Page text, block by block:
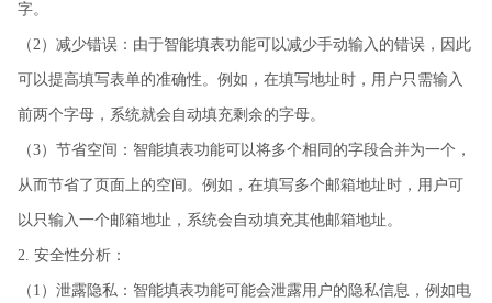
字。
（2）减少错误：由于智能填表功能可以减少手动输入的错误，因此
可以提高填写表单的准确性。例如，在填写地址时，用户只需输入
前两个字母，系统就会自动填充剩余的字母。
（3）节省空间：智能填表功能可以将多个相同的字段合并为一个，
从而节省了页面上的空间。例如，在填写多个邮箱地址时，用户可
以只输入一个邮箱地址，系统会自动填充其他邮箱地址。
2. 安全性分析：
（1）泄露隐私：智能填表功能可能会泄露用户的隐私信息，例如电